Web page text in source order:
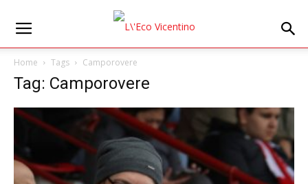
Home Tags Camporovere
Tag: Camporovere